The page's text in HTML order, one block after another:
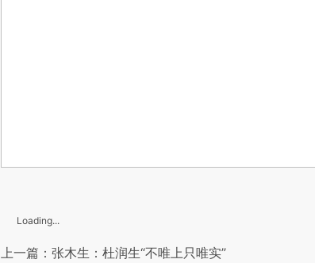
Loading...
上一篇：张木生：杜润生“不唯上只唯实”